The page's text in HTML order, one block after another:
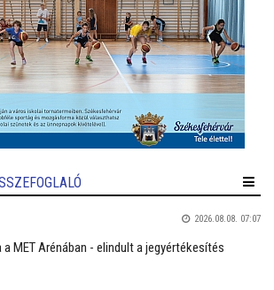
2026.08.08. 07:07
MET Arénában - elindult a jegyértékesítés